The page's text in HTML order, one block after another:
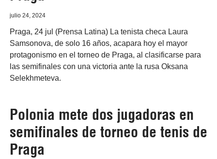
julio 24, 2024
Praga, 24 jul (Prensa Latina) La tenista checa Laura
Samsonova, de solo 16 años, acapara hoy el mayor
protagonismo en el torneo de Praga, al clasificarse para
las semifinales con una victoria ante la rusa Oksana
Selekhmeteva.
Polonia mete dos jugadoras en
semifinales de torneo de tenis de
Praga